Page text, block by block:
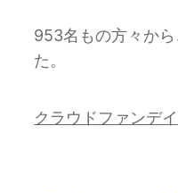
953名もの方々か
た。
クラウドファンデ